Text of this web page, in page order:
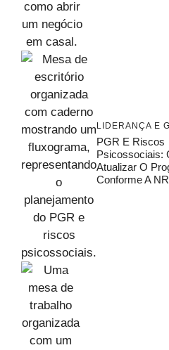
LIDERANÇA E
PGR E Riscos
Psicossociais:
Atualizar O
Conforme A